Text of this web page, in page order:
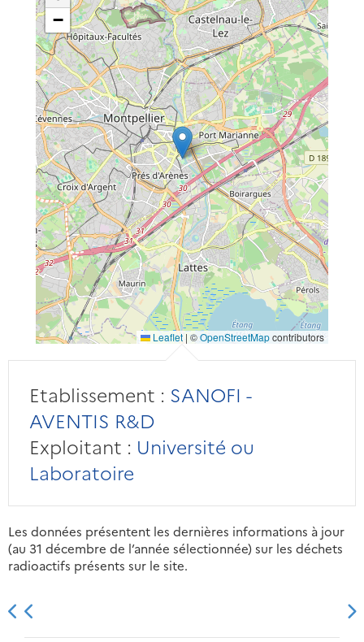
−
Leaflet|©OpenStreetMapcontributors
Etablissement : SANOFI -
AVENTIS R&D
Exploitant : Université ou
Laboratoire
Les données présentent les dernières informations à jour
(au 31 décembre de l’année sélectionnée) sur les déchets
radioactifs présents sur le site.